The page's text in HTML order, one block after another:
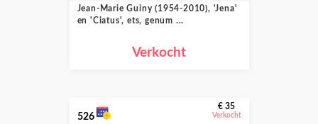
Jean-Marie Guiny (1954-2010), 'Jena'
en 'Ciatus', ets, genum ...
Verkocht
526
€ 35
Verkocht